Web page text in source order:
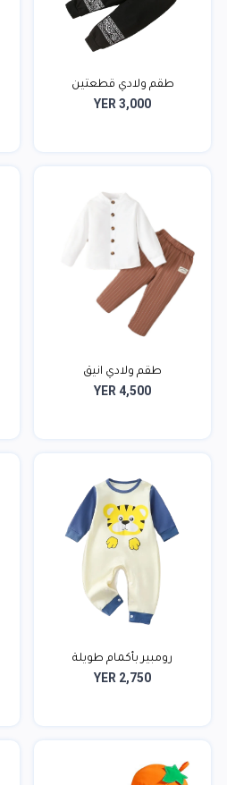
طقم ولادي قطعتين
YER 3,000
طقم ولادي انيق
YER 4,500
رومبير بأكمام طويلة
YER 2,750